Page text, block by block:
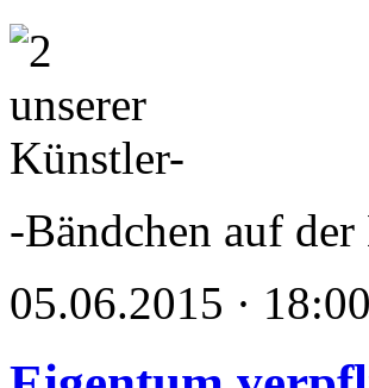
-Bändchen auf
05.06.2015 · 18:00